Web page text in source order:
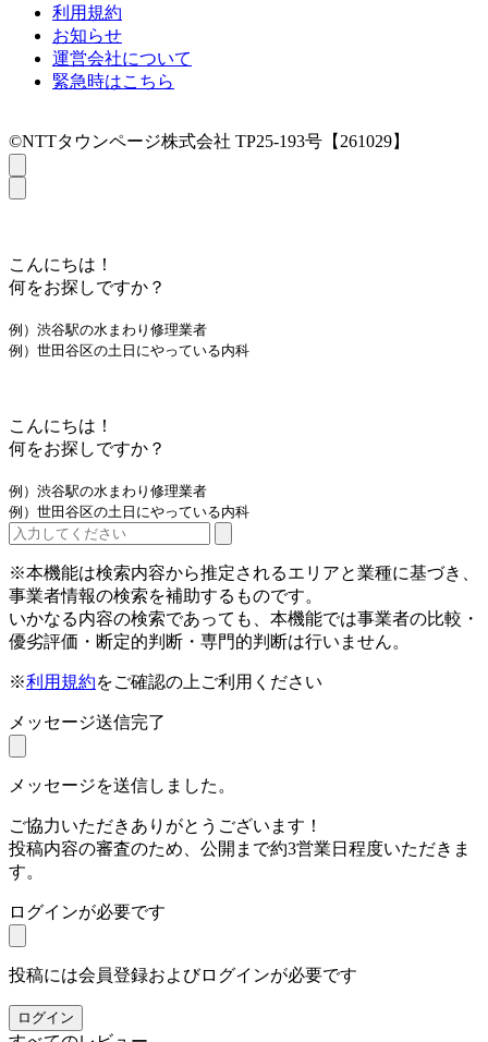
利用規約
お知らせ
運営会社について
緊急時はこちら
©NTTタウンページ株式会社 TP25-193号【261029】
こんにちは！
何をお探しですか？
例）渋谷駅の水まわり修理業者
例）世田谷区の土日にやっている内科
こんにちは！
何をお探しですか？
例）渋谷駅の水まわり修理業者
例）世田谷区の土日にやっている内科
※本機能は検索内容から推定されるエリアと業種に基づき、
事業者情報の検索を補助するものです。
いかなる内容の検索であっても、本機能では事業者の比較・
優劣評価・断定的判断・専門的判断は行いません。
※利用規約をご確認の上ご利用ください
メッセージ送信完了
メッセージを送信しました。
ご協力いただきありがとうございます！
投稿内容の審査のため、公開まで約3営業日程度いただきま
す。
ログインが必要です
投稿には会員登録およびログインが必要です
ログイン